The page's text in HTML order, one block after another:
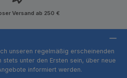
Versand ab 250 €
unseren regelmäßig erscheinenden
stets unter den Ersten sein, über neue
informiert werden.